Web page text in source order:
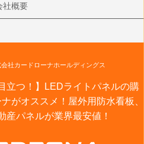
社概要
社カードローナホールディングス
立つ！】LEDライトパネルの購
がオススメ！屋外用防水看板、
産パネルが業界最安値！